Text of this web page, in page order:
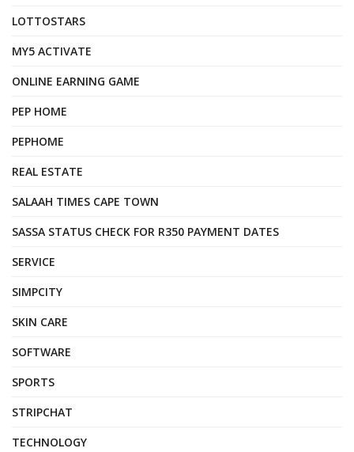
LOTTOSTARS
MY5 ACTIVATE
ONLINE EARNING GAME
PEP HOME
PEPHOME
REAL ESTATE
SALAAH TIMES CAPE TOWN
SASSA STATUS CHECK FOR R350 PAYMENT DATES
SERVICE
SIMPCITY
SKIN CARE
SOFTWARE
SPORTS
STRIPCHAT
TECHNOLOGY